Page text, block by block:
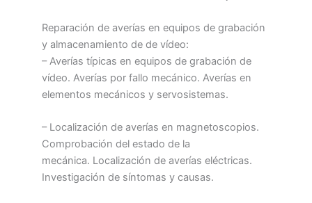
Reparación de averías en equipos de grabación
y almacenamiento de de vídeo:
– Averías típicas en equipos de grabación de
vídeo. Averías por fallo mecánico. Averías en
elementos mecánicos y servosistemas.
– Localización de averías en magnetoscopios.
Comprobación del estado de la
mecánica. Localización de averías eléctricas.
Investigación de síntomas y causas.